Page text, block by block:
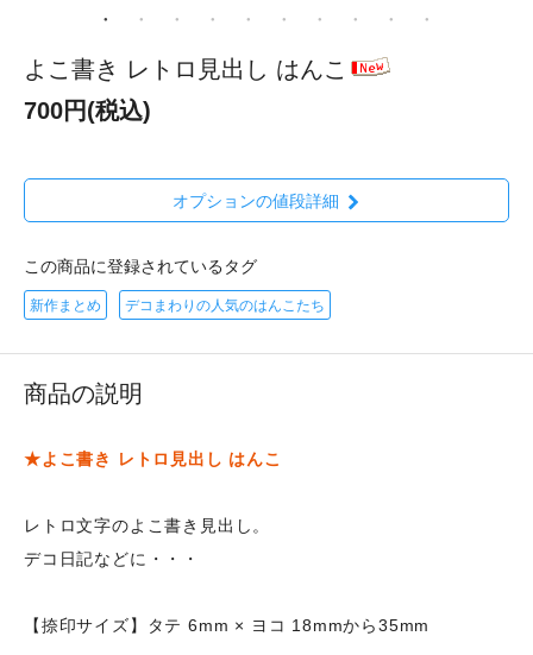
よこ書き レトロ見出し はんこ
700円(税込)
オプションの値段詳細
この商品に登録されているタグ
新作まとめ デコまわりの人気のはんこたち
商品の説明
★よこ書き レトロ見出し はんこ
レトロ文字のよこ書き見出し。
デコ日記などに・・・
【捺印サイズ】タテ 6mm × ヨコ 18mmから35mm